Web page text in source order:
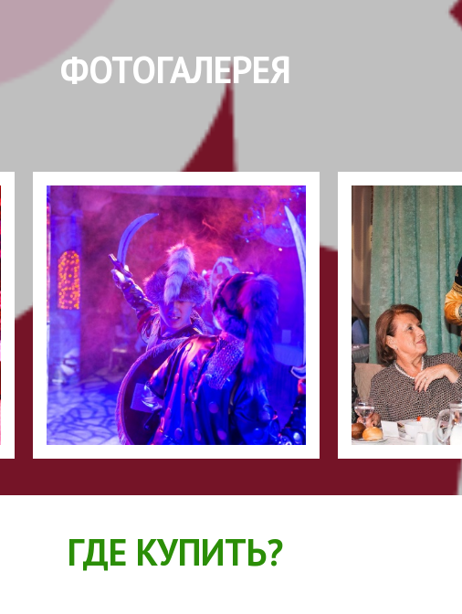
ФОТОГАЛЕРЕЯ
ГДЕ КУПИТЬ?